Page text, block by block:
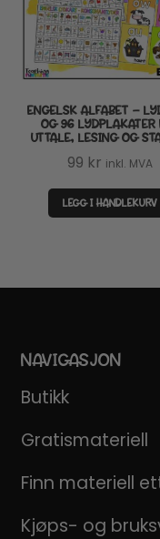
ENGELSK ALFABET –
OG 96 LYDPLAKATER
UTTALE, LESING OG
99 kr inkl. MVA
LEGG I HANDLEKURV
NAVIGASJON
Butikk
Gratismateriell
Finn materiell
Kjøps- og